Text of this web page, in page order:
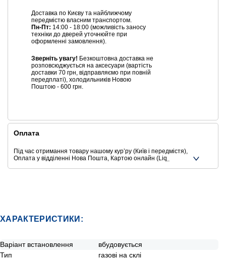
Доставка по Києву та найближчому
передмістю власним транспортом.
Пн-Пт: 14:00 - 18:00 (можливість заносу
техніки до дверей уточнюйте при
оформленні замовлення).
Зверніть увагу! Безкоштовна доставка не
розповсюджується на аксесуари (вартість
доставки 70 грн, відправляємо при повній
передплаті), холодильників Новою
Поштою - 600 грн.
Оплата
Під час отримання товару нашому курʼру (Київ і передмістя),
Оплата у відділенні Нова Пошта, Картою онлайн (Liqpay,
ХАРАКТЕРИСТИКИ:
Варіант встановлення
вбудовується
Тип
газові на склі